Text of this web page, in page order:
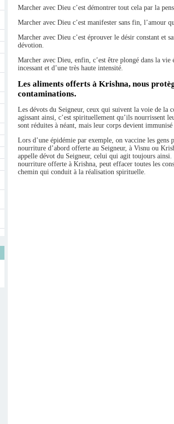
Marcher avec Dieu c’est démontrer tout cela par la
Marcher avec Dieu c’est manifester sans fin, l’amour
Marcher avec Dieu c’est éprouver le désir constant et
dévotion.
Marcher avec Dieu, enfin, c’est être plongé dans la
incessant et d’une très haute intensité.
Les aliments offerts à Krishna, nous
contaminations.
Les dévots du Seigneur, ceux qui suivent la voie de la
agissant ainsi, c’est spirituellement qu’ils nourrissent
sont réduites à néant, mais leur corps devient
Lors d’une épidémie par exemple, on vaccine les
nourriture d’abord offerte au Seigneur, à Visnu ou
appelle dévot du Seigneur, celui qui agit toujours
nourriture offerte à Krishna, peut effacer toutes les
chemin qui conduit à la réalisation spirituelle.